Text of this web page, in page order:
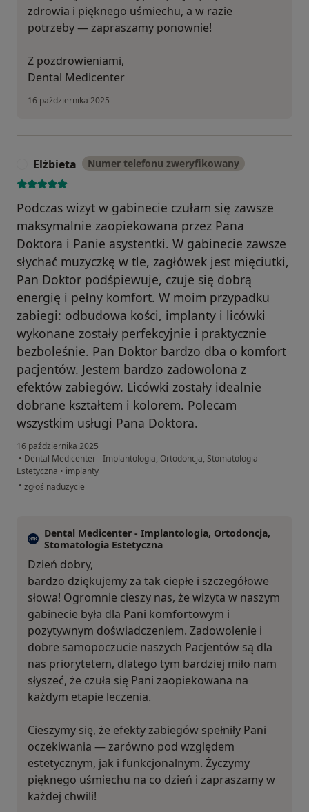
zdrowia i pięknego uśmiechu, a w razie
potrzeby — zapraszamy ponownie!
Z pozdrowieniami,
Dental Medicenter
16 października 2025
Elżbieta Numer telefonu zweryfikowany
Podczas wizyt w gabinecie czułam się zawsze
maksymalnie zaopiekowana przez Pana
Doktora i Panie asystentki. W gabinecie zawsze
słychać muzyczkę w tle, zagłówek jest mięciutki,
Pan Doktor podśpiewuje, czuje się dobrą
energię i pełny komfort. W moim przypadku
zabiegi: odbudowa kości, implanty i licówki
wykonane zostały perfekcyjnie i praktycznie
bezboleśnie. Pan Doktor bardzo dba o komfort
pacjentów. Jestem bardzo zadowolona z
efektów zabiegów. Licówki zostały idealnie
dobrane kształtem i kolorem. Polecam
wszystkim usługi Pana Doktora.
16 października 2025
• Dental Medicenter - Implantologia, Ortodoncja, Stomatologia
Estetyczna • implanty
• w opinii użytkownika Elżbieta
zgłoś nadużycie
Dental Medicenter - Implantologia, Ortodoncja,
Stomatologia Estetyczna
Dzień dobry,
bardzo dziękujemy za tak ciepłe i szczegółowe
słowa! Ogromnie cieszy nas, że wizyta w naszym
gabinecie była dla Pani komfortowym i
pozytywnym doświadczeniem. Zadowolenie i
dobre samopoczucie naszych Pacjentów są dla
nas priorytetem, dlatego tym bardziej miło nam
słyszeć, że czuła się Pani zaopiekowana na
każdym etapie leczenia.
Cieszymy się, że efekty zabiegów spełniły Pani
oczekiwania — zarówno pod względem
estetycznym, jak i funkcjonalnym. Życzymy
pięknego uśmiechu na co dzień i zapraszamy w
każdej chwili!